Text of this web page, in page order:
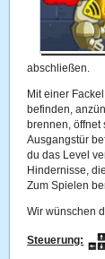
abschließen.
Mit einer
befinden,
brennen, öffnet
Ausgangstür
du das Level
Hindernisse,
Zum Spielen
Wir wünschen
Steuerung: